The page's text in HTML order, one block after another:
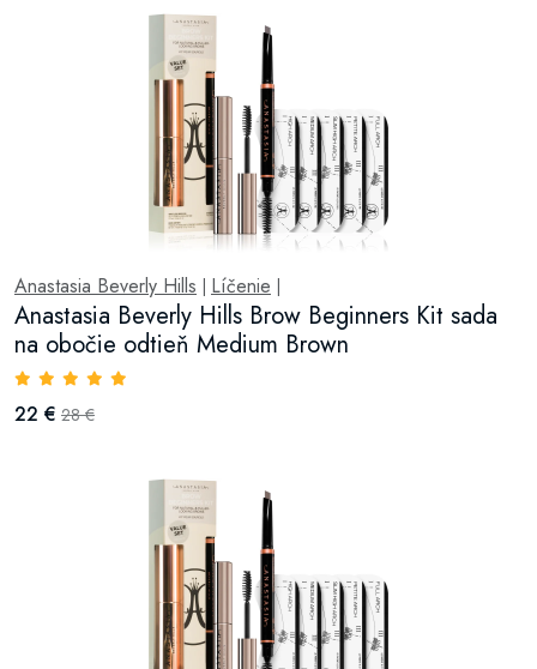
Anastasia Beverly Hills Líčenie
Anastasia Beverly Hills Brow Beginners Kit sada
na obočie odtieň Medium Brown
22 € 28 €